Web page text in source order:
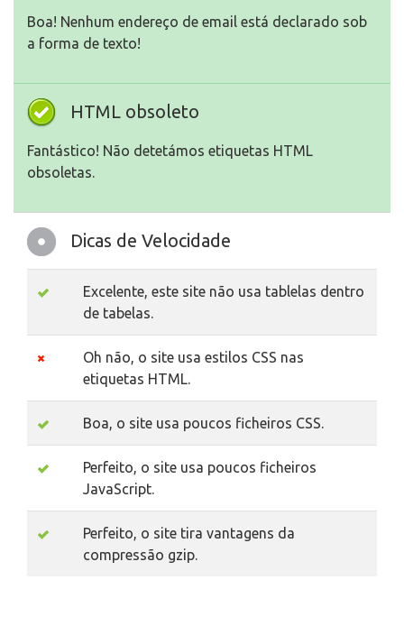
Boa! Nenhum endereço de email está declarado sob
a forma de texto!
HTML obsoleto
Fantástico! Não detetámos etiquetas HTML
obsoletas.
Dicas de Velocidade
Excelente, este site não usa tablelas dentro
de tabelas.
Oh não, o site usa estilos CSS nas
etiquetas HTML.
Boa, o site usa poucos ficheiros CSS.
Perfeito, o site usa poucos ficheiros
JavaScript.
Perfeito, o site tira vantagens da
compressão gzip.